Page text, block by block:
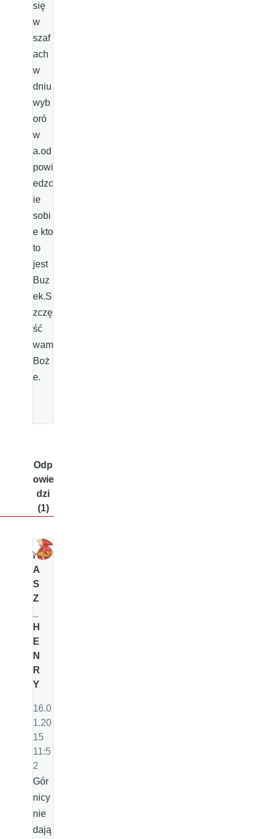
się
w
szaf
ach
w
dniu
wyb
oró
w
a.od
powi
edzc
ie
sobi
e kto
to
jest
Buz
ek.S
zczę
ść
wam
Boż
e.
Odp
owie
dzi
(1)
N
A
S
Z
H
E
N
R
Y
16.0
1.20
15
11:5
2
Gór
nicy
nie
dają